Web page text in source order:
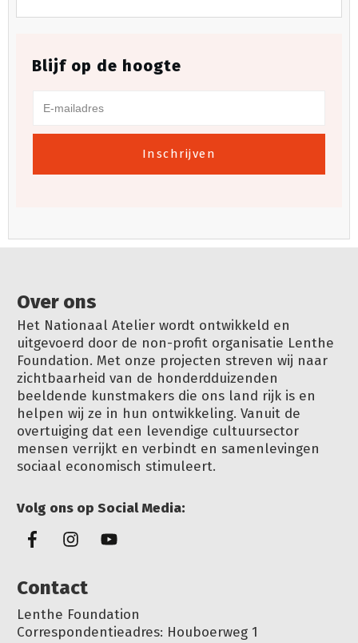
Blijf op de hoogte
Inschrijven
Over ons
Het Nationaal Atelier wordt ontwikkeld en
uitgevoerd door de non-profit organisatie Lenthe
Foundation. Met onze projecten streven wij naar
zichtbaarheid van de honderdduizenden
beeldende kunstmakers die ons land rijk is en
helpen wij ze in hun ontwikkeling. Vanuit de
overtuiging dat een levendige cultuursector
mensen verrijkt en verbindt en samenlevingen
sociaal economisch stimuleert.
Volg ons op Social Media:
Contact
Lenthe Foundation
Correspondentieadres: Houboerweg 1